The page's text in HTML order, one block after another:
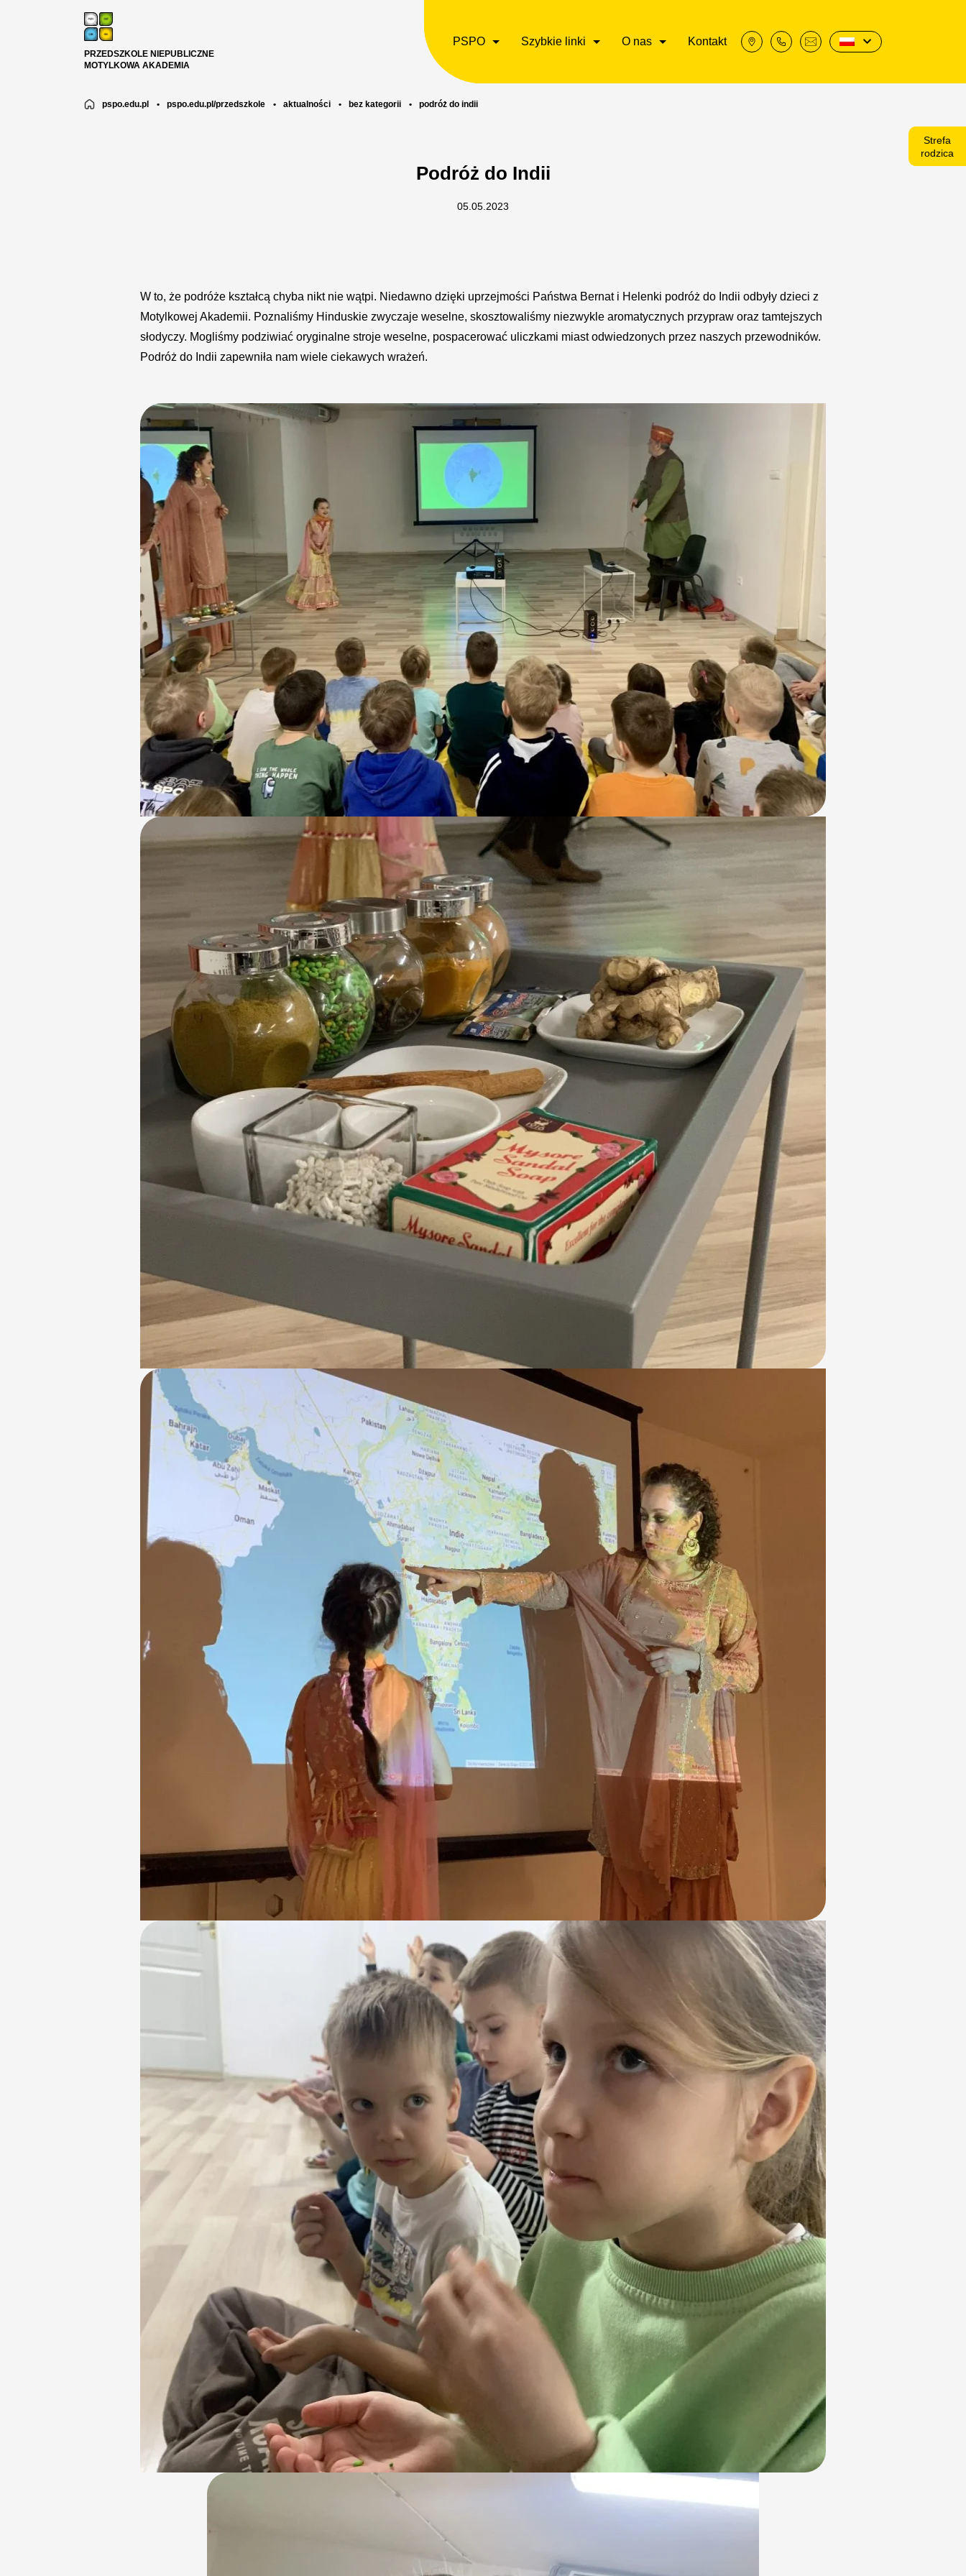
PRZEDSZKOLE NIEPUBLICZNE
MOTYLKOWA AKADEMIA
PSPO Szybkie linki O nas Kontakt
pspo.edu.pl • pspo.edu.pl/przedszkole • aktualności • bez kategorii • podróż do indii
Podróż do Indii
05.05.2023
W to, że podróże kształcą chyba nikt nie wątpi. Niedawno dzięki uprzejmości Państwa Bernat i Helenki podróż do Indii odbyły dzieci z
Motylkowej Akademii. Poznaliśmy Hinduskie zwyczaje weselne, skosztowaliśmy niezwykle aromatycznych przypraw oraz tamtejszych
słodyczy. Mogliśmy podziwiać oryginalne stroje weselne, pospacerować uliczkami miast odwiedzonych przez naszych przewodników.
Podróż do Indii zapewniła nam wiele ciekawych wrażeń.
Strefa
rodzica